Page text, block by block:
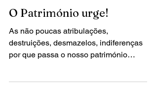
5 de jul. de 2021 4 min de leitura